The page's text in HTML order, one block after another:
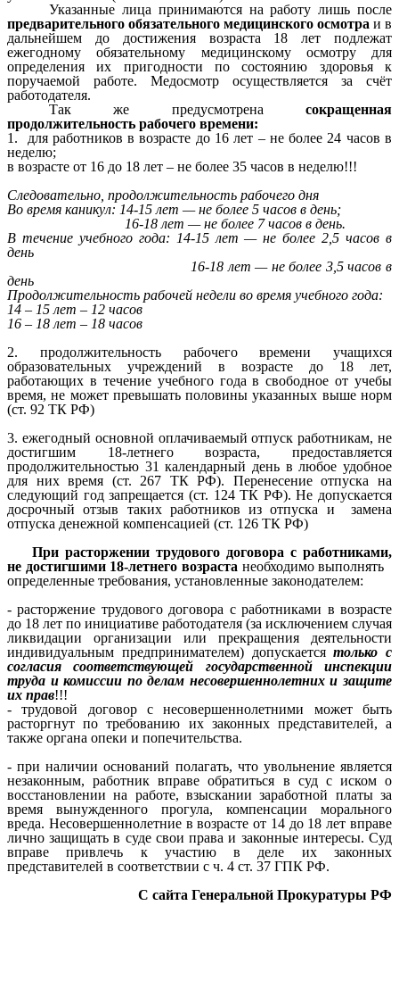
Указанные лица принимаются на работу лишь после
предварительного обязательного медицинского осмотра и в
дальнейшем до достижения возраста 18 лет подлежат
ежегодному обязательному медицинскому осмотру для
определения их пригодности по состоянию здоровья к
поручаемой работе. Медосмотр осуществляется за счёт
работодателя.
Так же предусмотрена сокращенная
продолжительность рабочего времени:
1. для работников в возрасте до 16 лет – не более 24 часов в
неделю;
в возрасте от 16 до 18 лет – не более 35 часов в неделю!!!
Следовательно, продолжительность рабочего дня
Во время каникул: 14-15 лет — не более 5 часов в день;
16-18 лет — не более 7 часов в день.
В течение учебного года: 14-15 лет — не более 2,5 часов в
день
16-18 лет — не более 3,5 часов в
день
Продолжительность рабочей недели во время учебного года:
14 – 15 лет – 12 часов
16 – 18 лет – 18 часов
2. продолжительность рабочего времени учащихся
образовательных учреждений в возрасте до 18 лет,
работающих в течение учебного года в свободное от учебы
время, не может превышать половины указанных выше норм
(ст. 92 ТК РФ)
3. ежегодный основной оплачиваемый отпуск работникам, не
достигшим 18-летнего возраста, предоставляется
продолжительностью 31 календарный день в любое удобное
для них время (ст. 267 ТК РФ). Перенесение отпуска на
следующий год запрещается (ст. 124 ТК РФ). Не допускается
досрочный отзыв таких работников из отпуска и замена
отпуска денежной компенсацией (ст. 126 ТК РФ)
При расторжении трудового договора с работниками,
не достигшими 18-летнего возраста необходимо выполнять
определенные требования, установленные законодателем:
- расторжение трудового договора с работниками в возрасте
до 18 лет по инициативе работодателя (за исключением случая
ликвидации организации или прекращения деятельности
индивидуальным предпринимателем) допускаетсятолько с
согласия соответствующей государственной инспекции
труда и комиссии по делам несовершеннолетних и защите
их прав!!!
- трудовой договор с несовершеннолетними может быть
расторгнут по требованию их законных представителей, а
также органа опеки и попечительства.
- при наличии оснований полагать, что увольнение является
незаконным, работник вправе обратиться в суд с иском о
восстановлении на работе, взыскании заработной платы за
время вынужденного прогула, компенсации морального
вреда. Несовершеннолетние в возрасте от 14 до 18 лет вправе
лично защищать в суде свои права и законные интересы. Суд
вправе привлечь к участию в деле их законных
представителей в соответствии с ч. 4 ст. 37 ГПК РФ.
С сайта Генеральной Прокуратуры РФ